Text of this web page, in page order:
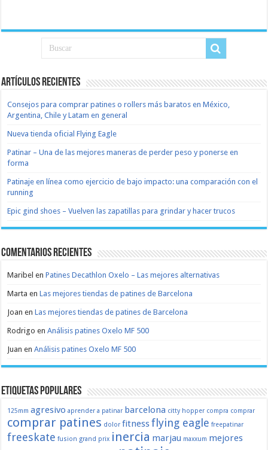
Artículos recientes
Consejos para comprar patines o rollers más baratos en México,
Argentina, Chile y Latam en general
Nueva tienda oficial Flying Eagle
Patinar – Una de las mejores maneras de perder peso y ponerse en
forma
Patinaje en línea como ejercicio de bajo impacto: una comparación con el
running
Epic gind shoes – Vuelven las zapatillas para grindar y hacer trucos
Comentarios recientes
Maribel enPatines Decathlon Oxelo – Las mejores alternativas
Marta enLas mejores tiendas de patines de Barcelona
Joan enLas mejores tiendas de patines de Barcelona
Rodrigo enAnálisis patines Oxelo MF 500
Juan enAnálisis patines Oxelo MF 500
Etiquetas populares
125mm agresivo aprender a patinar barcelona citty hopper compra comprar
comprar patines dolor fitnessflying eagle freepatinar
freeskate fusion grand prix inercia marjau maxxum mejores